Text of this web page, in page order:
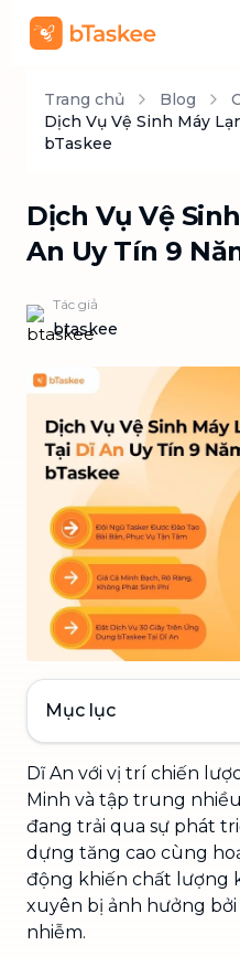
Trang chủ Blog
Dịch Vụ Vệ Sinh Máy
bTaskee
Dịch Vụ Vệ
An Uy Tín 9
Tác giả
btaskee
Mục lục
Dĩ An với vị trí chiến
Minh và tập trung
đang trải qua sự phát
dựng tăng cao cùng
động khiến chất lượng
xuyên bị ảnh hưởng bởi
nhiễm.